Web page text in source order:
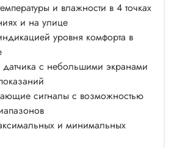
и влажности в 4 точках
и на улице
уровня комфорта в
с небольшими экранами
сигналы с возможностью
и минимальных